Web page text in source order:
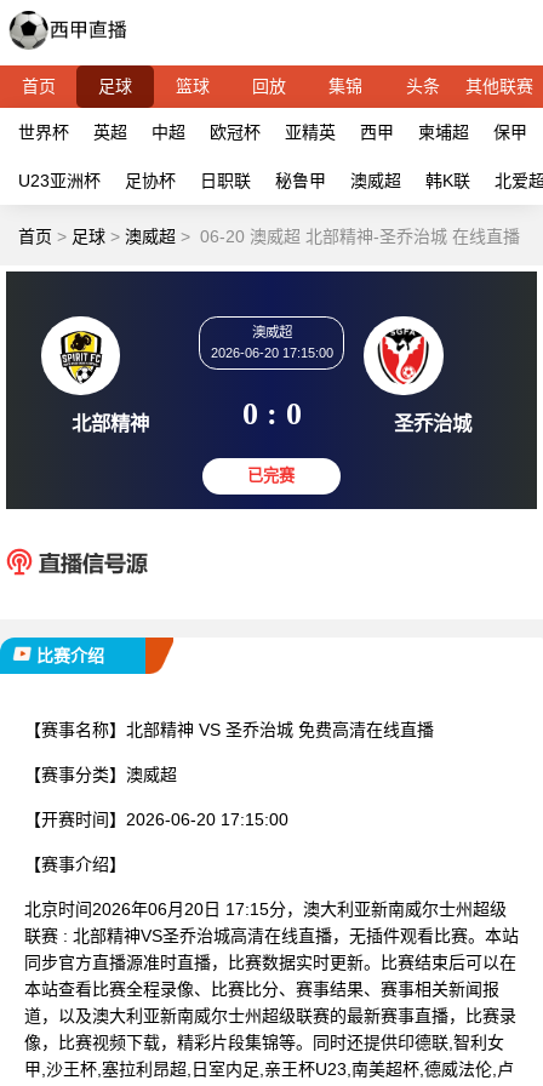
首页 足球 篮球 回放 集锦 头条 其他联赛
世界杯 英超 中超 欧冠杯 亚精英 西甲 柬埔超 保甲
U23亚洲杯 足协杯 日职联 秘鲁甲 澳威超 韩K联 北爱
首页 > 足球 > 澳威超 > 06-20 澳威超 北部精神-圣乔治城 在线直播
北部精神
2026-06-20 17:15:00
0 : 0 圣乔
比赛介绍
【赛事名称】 北部精神 VS 圣乔治城 免费高清在线直播
【赛事分类】 澳威超
【开赛时间】 2026-06-20 17:15:00
【赛事介绍】
北京时间2026年06月20日 17:15分，澳大利亚新南威尔士州超级
联赛 : 北部精神VS圣乔治城高清在线直播，无插件观看比赛。本站
同步官方直播源准时直播，比赛数据实时更新。比赛结束后可以在
本站查看比赛全程录像、比赛比分、赛事结果、赛事相关新闻报
道，以及澳大利亚新南威尔士州超级联赛的最新赛事直播，比赛录
像，比赛视频下载，精彩片段集锦等。同时还提供印德联,智利女
甲,沙王杯,塞拉利昂超,日室内足,亲王杯U23,南美超杯,德威法伦,卢